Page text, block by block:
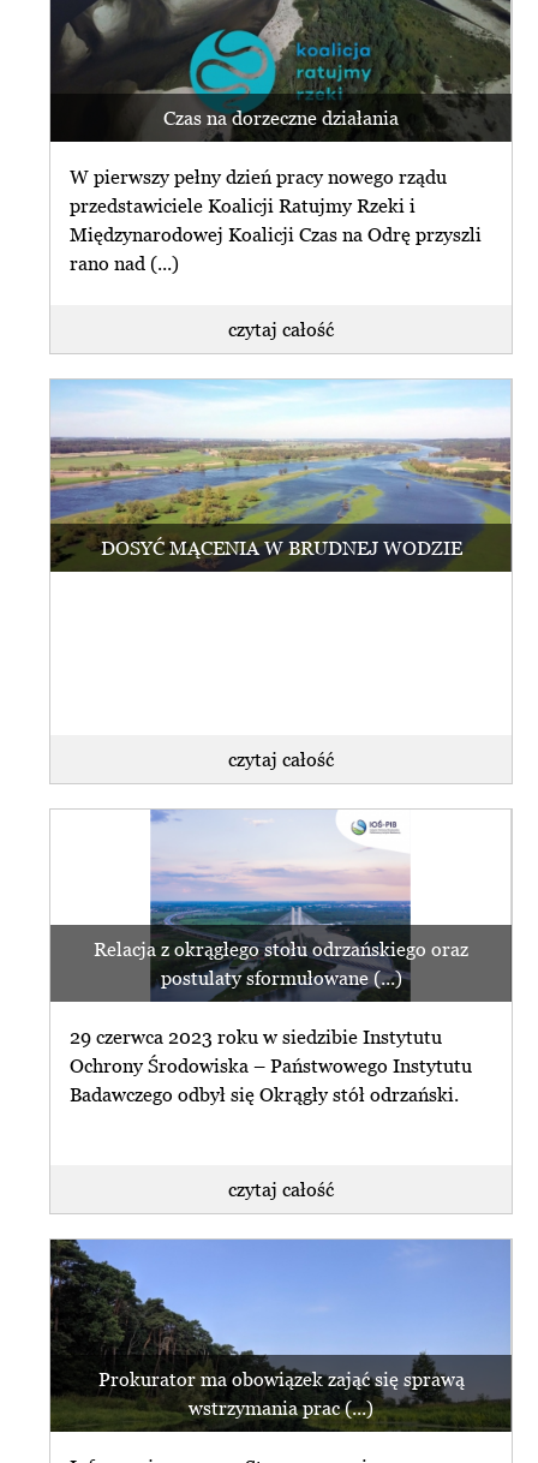
Czas na dorzeczne działania
W pierwszy pełny dzień pracy nowego rządu
przedstawiciele Koalicji Ratujmy Rzeki i
Międzynarodowej Koalicji Czas na Odrę przyszli
rano nad (...)
czytaj całość
DOSYĆ MĄCENIA W BRUDNEJ WODZIE
czytaj całość
Relacja z okrągłego stołu odrzańskiego oraz
postulaty sformułowane (...)
29 czerwca 2023 roku w siedzibie Instytutu
Ochrony Środowiska – Państwowego Instytutu
Badawczego odbył się Okrągły stół odrzański.
czytaj całość
Prokurator ma obowiązek zająć się sprawą
wstrzymania prac (...)